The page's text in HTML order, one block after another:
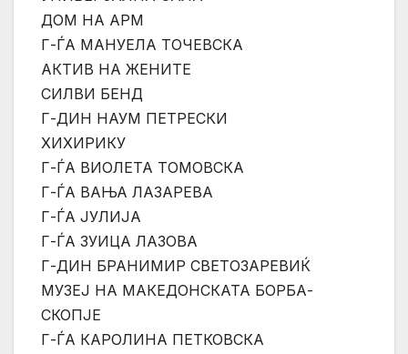
ДОМ НА АРМ
Г-ЃА МАНУЕЛА ТОЧЕВСКА
АКТИВ НА ЖЕНИТЕ
СИЛВИ БЕНД
Г-ДИН НАУМ ПЕТРЕСКИ
ХИХИРИКУ
Г-ЃА ВИОЛЕТА ТОМОВСКА
Г-ЃА ВАЊА ЛАЗАРЕВА
Г-ЃА ЈУЛИЈА
Г-ЃА ЗУИЦА ЛАЗОВА
Г-ДИН БРАНИМИР СВЕТОЗАРЕВИЌ
МУЗЕЈ НА МАКЕДОНСКАТА БОРБА-
СКОПЈЕ
Г-ЃА КАРОЛИНА ПЕТКОВСКА